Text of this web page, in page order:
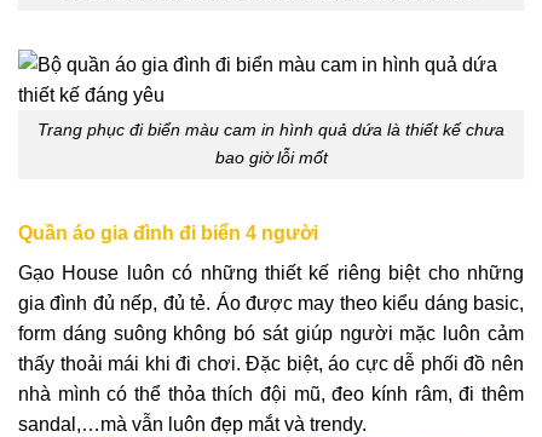
Trang phục đi biển màu cam in hình quả dứa là thiết kế chưa
bao giờ lỗi mốt
Quần áo gia đình đi biển 4 người
Gạo House luôn có những thiết kế riêng biệt cho những
gia đình đủ nếp, đủ tẻ. Áo được may theo kiểu dáng basic,
form dáng suông không bó sát giúp người mặc luôn cảm
thấy thoải mái khi đi chơi. Đặc biệt, áo cực dễ phối đồ nên
nhà mình có thể thỏa thích đội mũ, đeo kính râm, đi thêm
sandal,…mà vẫn luôn đẹp mắt và trendy.